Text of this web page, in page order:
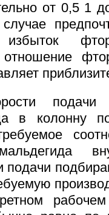
от 0,5 1
избыток
в колонну
подачи